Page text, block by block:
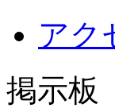
アク
掲示板